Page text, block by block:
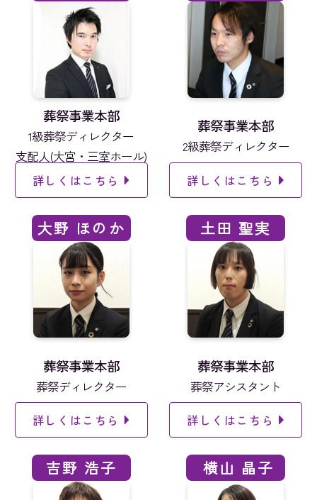
葬祭事業本部
1級葬祭ディレクター
支配人(大宮・三室ホール)
詳しくはこちら
葬祭事業本部
2級葬祭ディレクター
詳しくはこちら
大野 ほのか
葬祭事業本部
葬祭ディレクター
詳しくはこちら
土田 聖実
葬祭事業本部
葬祭アシスタント
詳しくはこちら
吉野 浩子 横山 晶子